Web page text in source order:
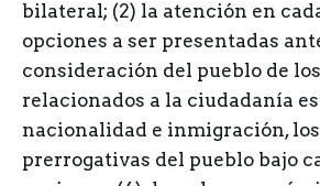
bilateral; (2) la atención en
opciones a ser presentadas
consideración del pueblo de
relacionados a la ciudadanía
nacionalidad e inmigración,
prerrogativas del pueblo bajo